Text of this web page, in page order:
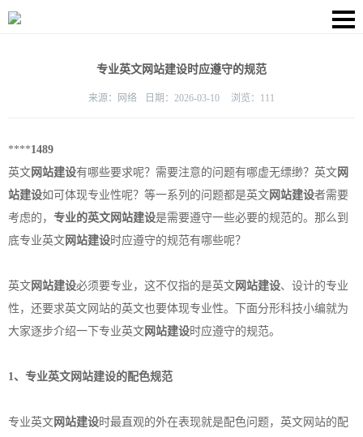
专业英文网站建设时应遵守的规范
来源： 网络 日期： 2026-03-10 浏览： 111
****1489
英文 网站建设有哪些要求呢？需要注意的问题有哪虚无缥缈？英文 网
站建设如可体现专业性呢？等一系列的问题都是英文 网站建设者需要
考虑的， 专业的英文 网站建设是需要遵守一些必要的规范的。那么到
底专业英文 网站建设时应遵守的规范有哪些呢？
英文 网站建设必须要专业，这不仅指的是英文 网站建设、设计的专业
性，还要求英文网站的英文也要体现专业性。下面分形科技小编就为
大家逐步介绍一下专业英文 网站建设时应遵守的规范。
1、专业英文 网站建设的配色规范
专业英文 网站建设时最直观的外在表现就是配色问题，英文网站的配